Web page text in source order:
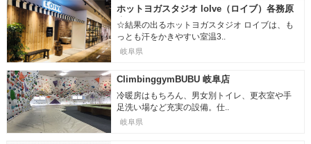
ホットヨガスタジオ loIve（ロイブ）各務原
店
☆結果の出るホットヨガスタジオ ロイブは、も
っとも汗をかきやすい室温3..
岐阜県
ClimbinggymBUBU 岐阜店
冷暖房はもちろん、男女別トイレ、更衣室や手
足洗い場など充実の設備。仕..
岐阜県